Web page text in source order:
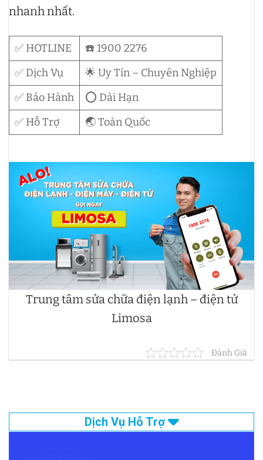
nhanh nhất.
✅ HOTLINE
☎️ 1900 2276
✅ Dịch Vụ
🌟 Uy Tín – Chuyên Nghiệp
✅ Bảo Hành
⭕ Dài Hạn
✅ Hỗ Trợ
🌏 Toàn Quốc
Trung tâm sửa chữa điện lạnh – điện tử
Limosa
Đánh Giá
Dịch Vụ Hỗ Trợ